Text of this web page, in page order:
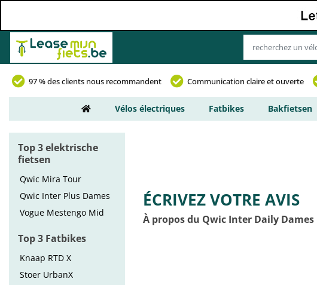
97 % des clients nous recommandent Communication claire et ouverte
Vélos électriques Fatbikes Bakfietsen
Top 3 elektrische
fietsen
Qwic Mira Tour
Qwic Inter Plus Dames
Vogue Mestengo Mid
Top 3 Fatbikes
Knaap RTD X
Stoer UrbanX
ÉCRIVEZ VOTRE AVIS
À propos du Qwic Inter Daily Dames